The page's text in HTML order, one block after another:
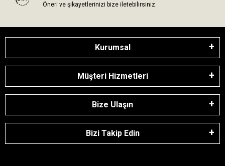
Öneri ve şikayetlerinizi bize iletebilirsiniz.
Kurumsal
Müşteri Hizmetleri
Bize Ulaşın
Bizi Takip Edin